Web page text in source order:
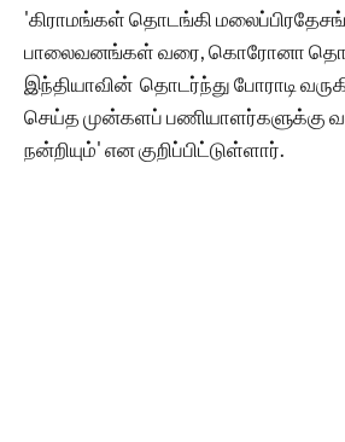
'கிராமங்கள் தொடங்கி
பாலைவனங்கள் வரை, கொரோனா
இந்தியாவின் தொடர்ந்து போராடி
செய்த முன்களப் பணியாளர்களுக்கு
நன்றியும்' என குறிப்பிட்டுள்ளார்.